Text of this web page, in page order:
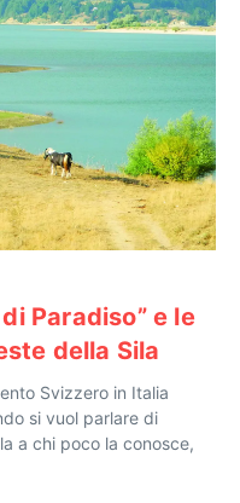
Paradiso” e le
della Sila
Svizzero in Italia
si vuol parlare di
a chi poco la conosce,